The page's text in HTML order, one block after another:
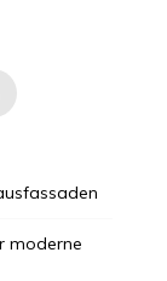
moderne